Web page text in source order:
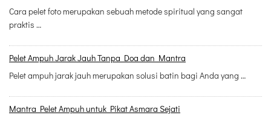
Cara pelet foto merupakan sebuah metode spiritual yang sangat
praktis …
Pelet Ampuh Jarak Jauh Tanpa Doa dan Mantra
Pelet ampuh jarak jauh merupakan solusi batin bagi Anda yang …
Mantra Pelet Ampuh untuk Pikat Asmara Sejati